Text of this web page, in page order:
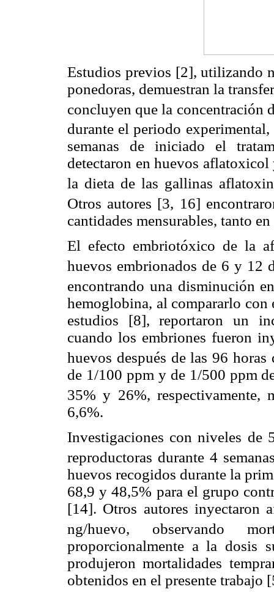
Estudios previos [2], utilizando
ponedoras, demuestran la
concluyen que la concentración
durante el periodo
semanas de iniciado el
detectaron en huevos
la dieta de las gallinas
Otros autores [3, 16]
cantidades mensurables, tanto
El efecto embriotóxico de la
huevos embrionados de 6 y 12
encontrando una disminución
hemoglobina, al compararlo
estudios [8], reportaron un
cuando los embriones fueron
huevos después de las 96
de 1/100 ppm y de 1/500 ppm
35% y 26%,
6,6%.
Investigaciones con niveles
reproductoras durante 4
huevos recogidos durante la
68,9 y 48,5% para el grupo
[14]. Otros autores inyectaron
ng/huevo, observando
proporcionalmente a la dosis
produjeron mortalidades
obtenidos en el presente trabajo